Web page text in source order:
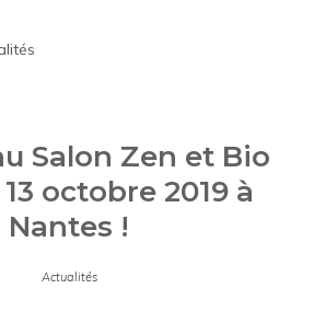
Salon Zen et Bio
13 octobre 2019 à
Nantes !
Actualités